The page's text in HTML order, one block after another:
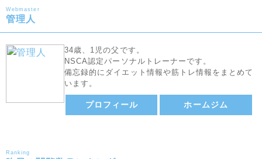
Webmaster
管理人
34歳、1児の父です。
NSCA認定パーソナルトレーナーです。
備忘録的にダイエット情報や筋トレ情報をまとめて
います。
プロフィール ホームジム
Ranking